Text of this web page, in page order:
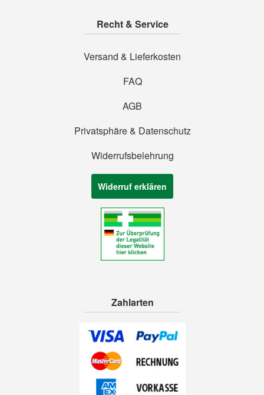
Recht & Service
Versand & Lieferkosten
FAQ
AGB
Privatsphäre & Datenschutz
Widerrufsbelehrung
Widerruf erklären
Zahlarten